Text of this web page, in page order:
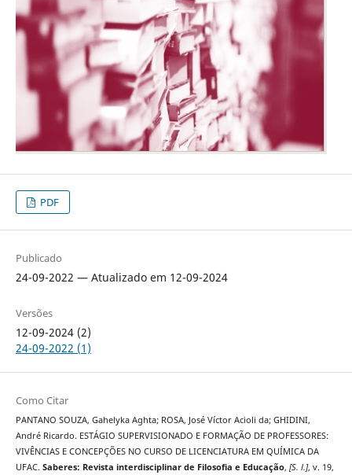
PDF
Publicado
24-09-2022 — Atualizado em 12-09-2024
Versões
12-09-2024 (2)
24-09-2022 (1)
Como Citar
PANTANO SOUZA, Gahelyka Aghta; ROSA, José Víctor Acioli da; GHIDINI,
André Ricardo. ESTÁGIO SUPERVISIONADO E FORMAÇÃO DE PROFESSORES:
VIVÊNCIAS E CONCEPÇÕES NO CURSO DE LICENCIATURA EM QUÍMICA DA
UFAC. Saberes: Revista interdisciplinar de Filosofia e Educação, [S. l.], v. 19,